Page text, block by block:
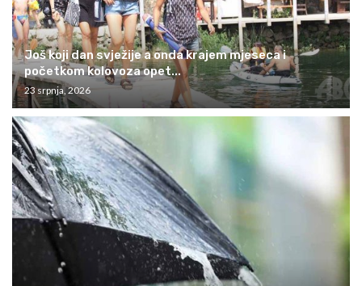
Još koji dan svježije a onda krajem mjeseca i
početkom kolovoza opet...
23 srpnja, 2026